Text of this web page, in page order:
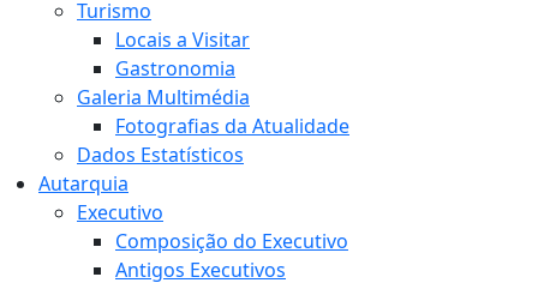
Turismo
Locais a Visitar
Gastronomia
Galeria Multimédia
Fotografias da Atualidade
Dados Estatísticos
Autarquia
Executivo
Composição do Executivo
Antigos Executivos